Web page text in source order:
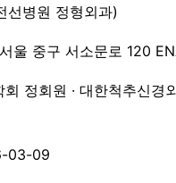
병원 정형외과)
울 중구 서소문로 120
정회원 · 대한척추신경
03-09